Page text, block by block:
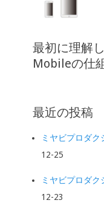
最初に理解
Mobileの仕
最近の投稿
ミヤビプロダ
12-25
ミヤビプロダ
12-23